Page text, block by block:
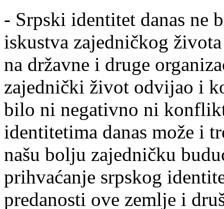
- Srpski identitet danas ne
iskustva zajedničkog
na državne i druge
zajednički život odvijao i
bilo ni negativno ni
identitetima danas može i
našu bolju zajedničku
prihvaćanje srpskog
predanosti ove zemlje i